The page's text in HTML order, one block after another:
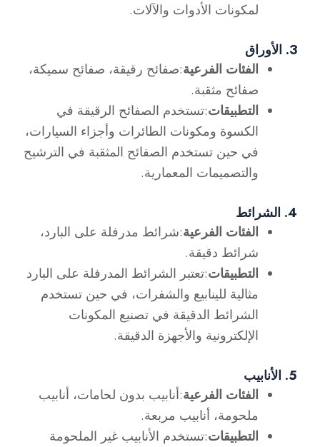
لمكونات الأدوات والآلات.
3. الأوراق
الفئات الفرعية:صفائح رقيقة، صفائح سميكة،
صفائح مثقبة.
التطبيقات:تستخدم الصفائح الرقيقة في
الكسوة ومكونات الطائرات وأجزاء السيارات،
في حين تستخدم الصفائح المثقبة في الترشيح
والتصميمات المعمارية.
4. الشرائط
الفئات الفرعية:شرائط مدرفلة على البارد،
شرائط دقيقة.
التطبيقات:تعتبر الشرائط المدرفلة على البارد
مثالية للينابيع والشفرات، في حين تستخدم
الشرائط الدقيقة في تصنيع المكونات
الإلكترونية والأجهزة الدقيقة.
5. الأنابيب
الفئات الفرعية:أنابيب بدون لحامات، أنابيب
ملحومة، أنابيب مربعة.
التطبيقات:تستخدم الأنابيب غير الملحومة